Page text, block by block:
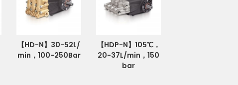
【HD-N】30-52L/
min，100-250Bar
【HDP-N】105℃，
20-37L/min，150
bar